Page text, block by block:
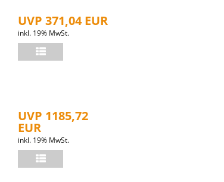
UVP 371,04 EUR
inkl. 19% MwSt.
UVP 1185,72
EUR
inkl. 19% MwSt.